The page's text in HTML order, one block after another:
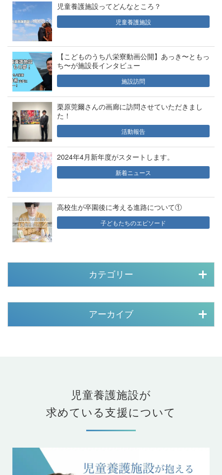
児童養護施設ってどんなところ？
児童養護施設
【こどものうち八栄寮動画公開】あっき〜ともっ
ち〜が施設長インタビュー
施設訪問
栗原莞爾さんの画廊に訪問させていただきまし
た！
活動報告
2024年4月新年度がスタートします。
新着ニュース
高校生が卒園後に考える進路について①
子どもたちのエピソード
カテゴリー
アーカイブ
児童養護施設が
求めている支援について